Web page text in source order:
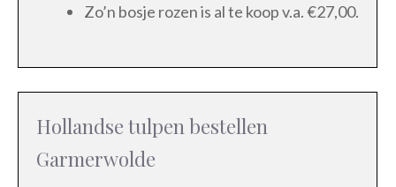
Zo’n bosje rozen is al te koop v.a. €27,00.
Hollandse tulpen bestellen
Garmerwolde